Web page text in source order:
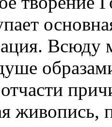
Всюду
живопись,